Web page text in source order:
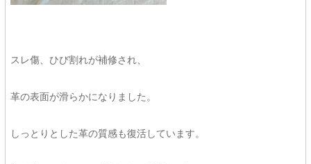
スレ傷、ひび割れが補修され、
革の表面が滑らかになりました。
しっとりとした革の質感も復活しています。